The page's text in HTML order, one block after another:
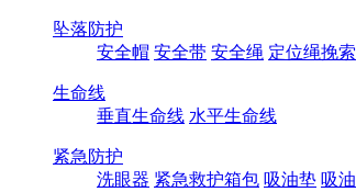
坠落防护
安全帽 安全带 安全绳 定位绳挽索
生命线
垂直生命线 水平生命线
紧急防护
洗眼器 紧急救护箱包 吸油垫 吸